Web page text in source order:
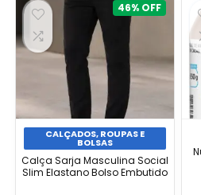
46%
CALÇADOS, ROUPAS E
BOLSAS
Calça Sarja Masculina Social
Slim Elastano Bolso Embutido